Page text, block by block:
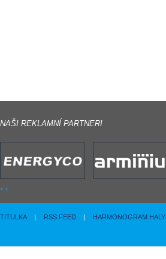
NAŠI REKLAMNÍ PARTNERI
TITULKA | RSS FEED | HARMONOGRAM HALY